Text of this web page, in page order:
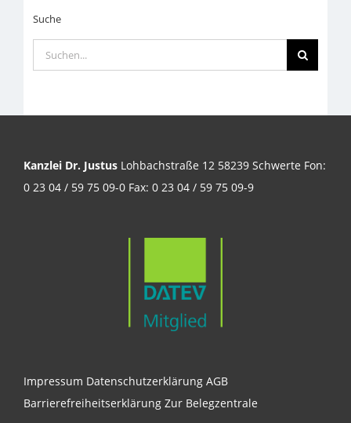
Suche
Suche
nach:
Kanzlei Dr. Justus Lohbachstraße 12 58239 Schwerte Fon:
0 23 04 / 59 75 09-0 Fax: 0 23 04 / 59 75 09-9
Impressum Datenschutzerklärung AGB
Barrierefreiheitserklärung Zur Belegzentrale